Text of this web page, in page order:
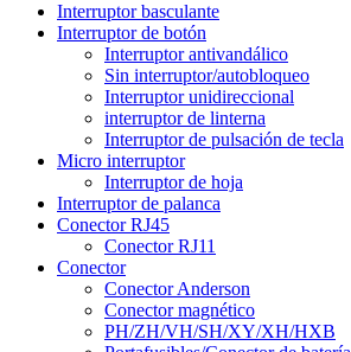
Interruptor basculante
Interruptor de botón
Interruptor antivandálico
Sin interruptor/autobloqueo
Interruptor unidireccional
interruptor de linterna
Interruptor de pulsación de tecla
Micro interruptor
Interruptor de hoja
Interruptor de palanca
Conector RJ45
Conector RJ11
Conector
Conector Anderson
Conector magnético
PH/ZH/VH/SH/XY/XH/HXB